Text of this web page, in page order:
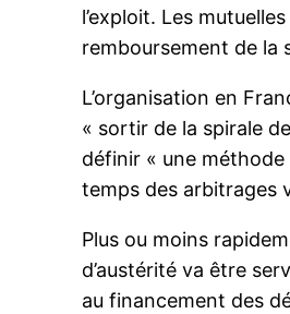
l’exploit. Les
remboursement de la
L’organisation en
« sortir de la spirale
définir « une
temps des arbitrages
Plus ou moins
d’austérité va être
au financement des